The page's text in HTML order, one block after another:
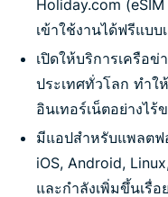
Holiday.com (eSIM
เข้าใช้งานได้ฟรีแบบ
เปิดให้บริการเครือข่
ประเทศทั่วโลก ทำใ
อินเทอร์เน็ตอย่างไร้
มีแอปสำหรับแพลต
iOS, Android,
และกำลังเพิ่มขึ้นเรื่อย